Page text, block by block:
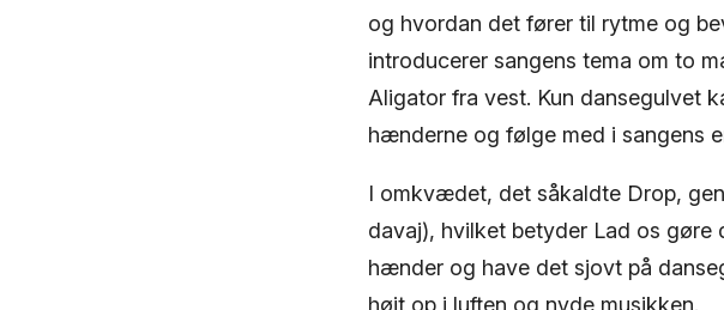
og hvordan det fører til rytme og
introducerer sangens tema om to
Aligator fra vest. Kun dansegulvet
hænderne og følge med i sangens
I omkvædet, det såkaldte Drop,
davaj), hvilket betyder Lad os
hænder og have det sjovt på
højt op i luften og nyde musikken.